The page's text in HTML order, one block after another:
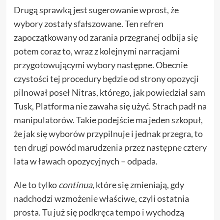
Drugą sprawką jest sugerowanie wprost, że
wybory zostały sfałszowane. Ten refren
zapoczątkowany od zarania przegranej odbija się
potem coraz to, wraz z kolejnymi narracjami
przygotowującymi wybory następne. Obecnie
czystości tej procedury będzie od strony opozycji
pilnował poseł Nitras, którego, jak powiedział sam
Tusk, Platforma nie zawaha się użyć. Strach padł na
manipulatorów. Takie podejście ma jeden szkopuł,
że jak się wyborów przypilnuje i jednak przegra, to
ten drugi powód marudzenia przez następne cztery
lata w ławach opozycyjnych – odpada.
Ale to tylkocontinua, które się zmieniają, gdy
nadchodzi wzmożenie właściwe, czyli ostatnia
prosta. Tu już się podkręca tempo i wychodzą